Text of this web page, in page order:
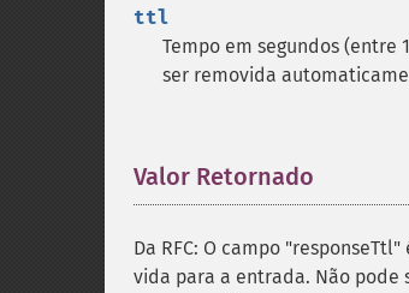
ttl
Tempo em segundos (entre
ser removida
Valor Retornado
Da RFC: O campo
vida para a entrada. Não pode